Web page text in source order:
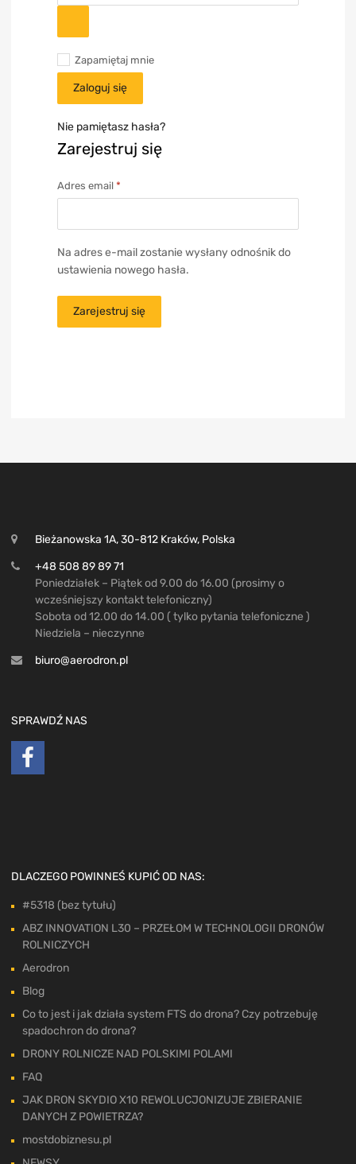
Zapamiętaj mnie
Zaloguj się
Nie pamiętasz hasła?
Zarejestruj się
Adres email *
Na adres e-mail zostanie wysłany odnośnik do
ustawienia nowego hasła.
Zarejestruj się
Bieżanowska 1A, 30-812 Kraków, Polska
+48 508 89 89 71
Poniedziałek – Piątek od 9.00 do 16.00 (prosimy o
wcześniejszy kontakt telefoniczny)
Sobota od 12.00 do 14.00 ( tylko pytania telefoniczne )
Niedziela – nieczynne
biuro@aerodron.pl
SPRAWDŹ NAS
DLACZEGO POWINNEŚ KUPIĆ OD NAS:
#5318 (bez tytułu)
ABZ INNOVATION L30 – PRZEŁOM W TECHNOLOGII DRONÓW
ROLNICZYCH
Aerodron
Blog
Co to jest i jak działa system FTS do drona? Czy potrzebuję
spadochron do drona?
DRONY ROLNICZE NAD POLSKIMI POLAMI
FAQ
JAK DRON SKYDIO X10 REWOLUCJONIZUJE ZBIERANIE
DANYCH Z POWIETRZA?
mostdobiznesu.pl